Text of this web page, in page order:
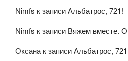
Nimfs к записиАльбатрос, 721!
Nimfs к записи Вяжем вместе.
Оксанак записиАльбатрос,